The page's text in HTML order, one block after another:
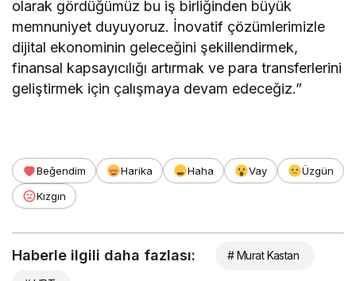
olarak gördüğümüz bu iş birliğinden büyük
memnuniyet duyuyoruz. İnovatif çözümlerimizle
dijital ekonominin geleceğini şekillendirmek,
finansal kapsayıcılığı artırmak ve para transferlerini
geliştirmek için çalışmaya devam edeceğiz.”
Beğendim Harika Haha Vay
Üzgün
Kızgın
Haberle ilgili daha fazlası: # Murat Kastan